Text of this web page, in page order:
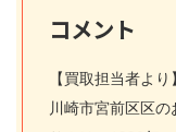
コメント
【買取担当者より】
川崎市宮前区区